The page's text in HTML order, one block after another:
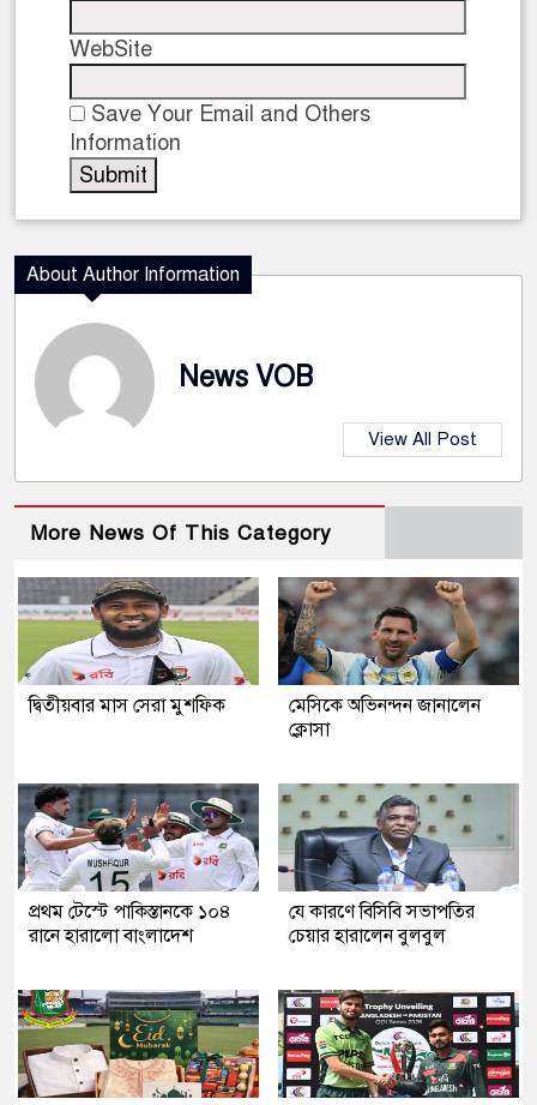
WebSite
Save Your Email and Others
Information
About Author Information
News VOB
View All Post
More News Of This Category
দ্বিতীয়বার মাস সেরা মুশফিক
মেসিকে অভিনন্দন জানালেন
ক্লোসা
প্রথম টেস্টে পাকিস্তানকে ১০৪
রানে হারালো বাংলাদেশ
যে কারণে বিসিবি সভাপতির
চেয়ার হারালেন বুলবুল